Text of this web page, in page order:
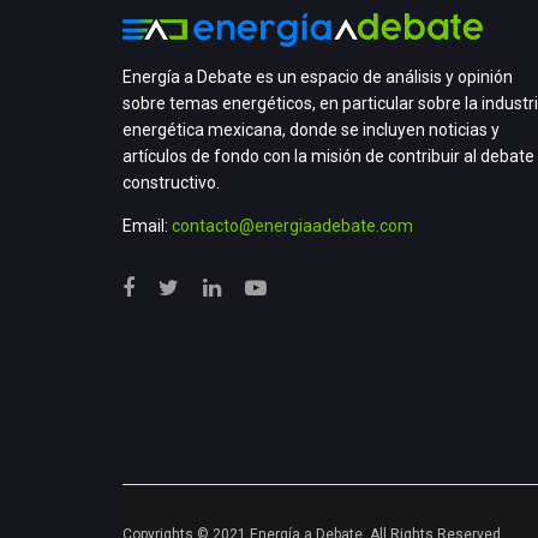
Energía a Debate es un espacio de análisis y opinión
sobre temas energéticos, en particular sobre la
energética mexicana, donde se incluyen noticias y
artículos de fondo con la misión de contribuir al debate
constructivo.
Email: contacto@energiaadebate.com
Copyrights © 2021 Energía a Debate. All Rights Reserved.